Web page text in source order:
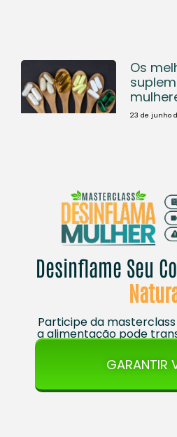
Os
23 de junho
Desinflame Seu
Participe da
a alimentação pode
GARANTIR